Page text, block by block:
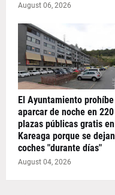
August 06, 2026
El Ayuntamiento prohíbe
aparcar de noche en 220
plazas públicas gratis en
Kareaga porque se dejan
coches "durante días"
August 04, 2026